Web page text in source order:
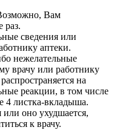
Вам
раз.
сведения или
аптеки.
нежелательные
врачу или работнику
на
реакции, в том числе
4 листка-вкладыша.
или оно ухудшается,
к врачу.